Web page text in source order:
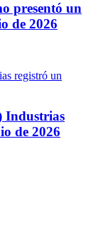
presentó un
de 2026
Industrias
de 2026